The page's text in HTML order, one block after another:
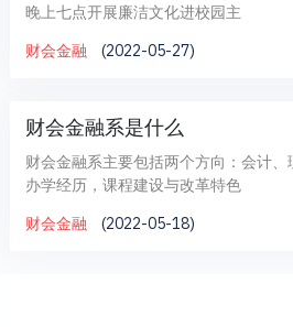
晚上七点开展廉洁文化进校园主
财会金融
(2022-05-27)
财会金融系是什么
财会金融系主要包括两个方向：会计
办学经历，课程建设与改革特色
财会金融
(2022-05-18)